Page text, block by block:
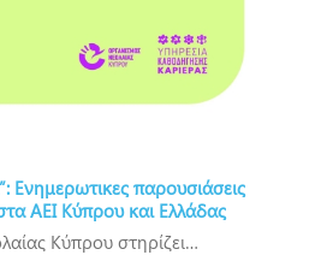
Ενημερωτικες παρουσιάσεις
ΑΕΙ Κύπρου και Ελλάδας
Κύπρου στηρίζει…